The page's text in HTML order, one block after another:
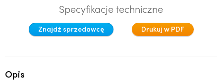
Sterowanie
Specyfikacje
Denmark
Specyfikacje techniczne
Znajdź sprzedawcę Drukuj w PDF
Opis